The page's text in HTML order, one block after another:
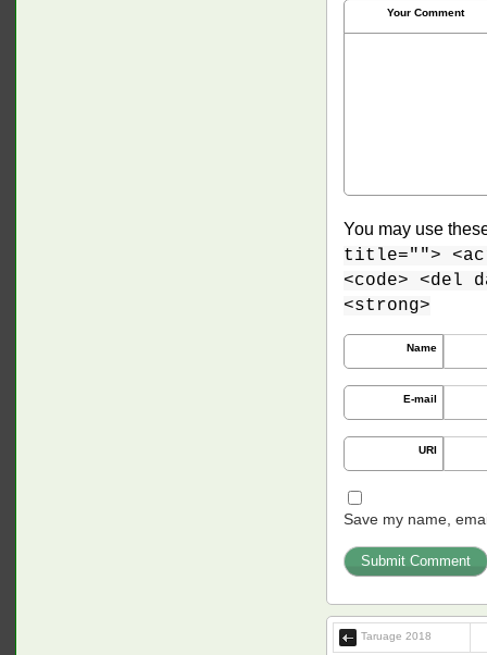
Your Comment
You may use
title="">
<code> <del
<strong>
Name
E-mail
URI
Save my name,
Taruage 2018